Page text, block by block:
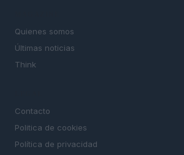
Quienes somos
Últimas noticias
Think
Contacto
Politica de cookies
Política de privacidad